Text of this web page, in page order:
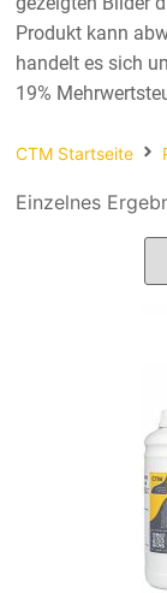
Mirka
Produkt kann
handelt es sich
19%
CTM Startseite
Einzelnes